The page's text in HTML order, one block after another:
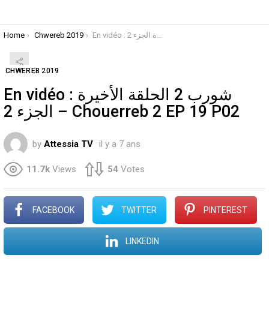
You are here:
Home Chwereb 2019
CHWEREB 2019
En vidéo : شورب 2 الحلقة الأخيرة
الجزء 2 – Chouerreb 2 EP 19 P02
by Attessia TV il y a 7 ans
11.7k Views 54 Votes
FACEBOOK TWITTER PINTEREST
LINKEDIN